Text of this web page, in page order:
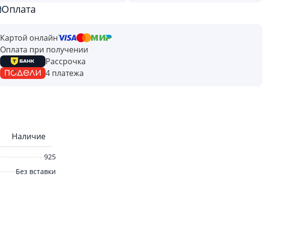
Оплата
Картой онлайн
Оплата при получении
Рассрочка
4 платежа
Наличие
925
Без вставки